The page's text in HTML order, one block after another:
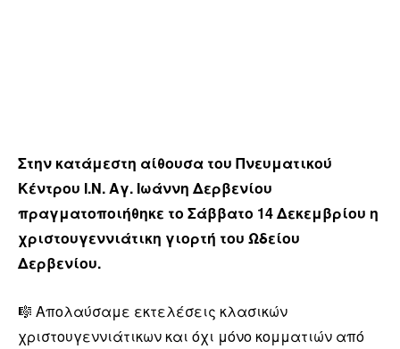
Στην κατάμεστη αίθουσα του Πνευματικού
Κέντρου Ι.Ν. Αγ. Ιωάννη Δερβενίου
πραγματοποιήθηκε το Σάββατο 14 Δεκεμβρίου η
χριστουγεννιάτικη γιορτή του Ωδείου
Δερβενίου.
🎼 Απολαύσαμε εκτελέσεις κλασικών
χριστουγεννιάτικων και όχι μόνο κομματιών από